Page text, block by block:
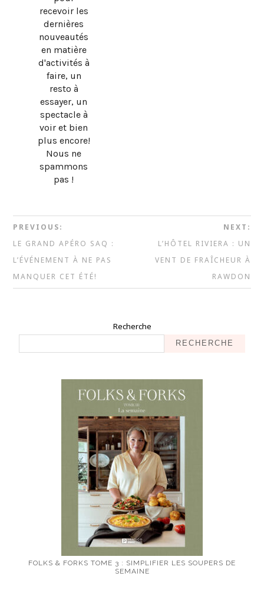
recevoir les
dernières
nouveautés
en matière
d'activités à
faire, un
resto à
essayer, un
spectacle à
voir et bien
plus encore!
Nous ne
spammons
pas !
PREVIOUS:
LE GRAND APÉRO SAQ :
L’ÉVÉNEMENT À NE PAS
MANQUER CET ÉTÉ!
NEXT:
L’HÔTEL RIVIERA : UN
VENT DE FRAÎCHEUR À
RAWDON
Recherche
RECHERCHE
FOLKS & FORKS TOME 3 : SIMPLIFIER LES SOUPERS DE
SEMAINE